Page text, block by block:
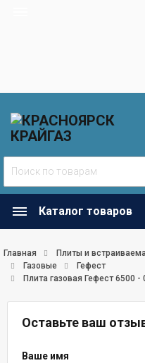
Каталог товаров
Главная Плиты и
Газовые
Гефест
Плита газовая Гефест 6500
Оставьте ваш
Ваше имя